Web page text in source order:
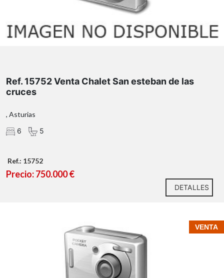
Ref. 15752 Venta Chalet San esteban de las
cruces
, Asturias
6
5
Ref.: 15752
Precio: 750.000 €
DETALLES
VENTA